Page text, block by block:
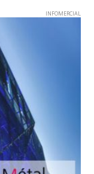
INFOMERCIAL